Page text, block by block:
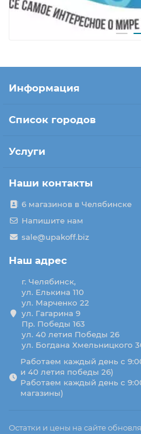
Информация
Список городов
Услуги
Наши контакты
6 магазинов в Челябинске
Напишите нам
sale@upakoff.biz
Наш адрес
г. Челябинск,
ул. Елькина 110
ул. Марченко 22
ул. Гагарина 9
Пр. Победы 163
ул. 40 летия Победы 26
ул. Богдана Хмельницкого
Работаем каждый день с
и 40 летия победы 26)
Работаем каждый день с
магазины)
Остатки и цены на сайте